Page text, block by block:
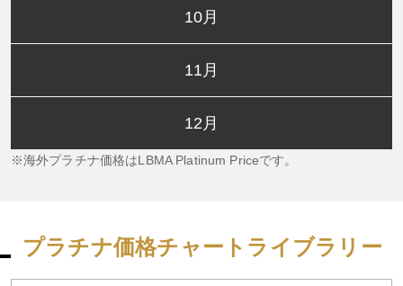
10月
11月
12月
海外プラチナ価格はLBMA Platinum Priceです。
プラチナ価格チャートライブラリー